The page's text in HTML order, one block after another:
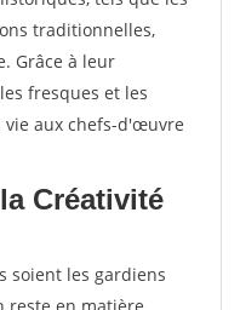
traditionnelles,
Grâce à leur
fresques et les
vie aux chefs-d'œuvre
Créativité
soient les gardiens